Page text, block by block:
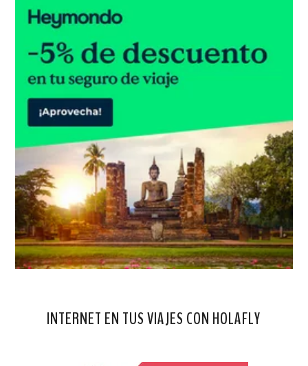
INTERNET EN TUS VIAJES CON HOLAFLY